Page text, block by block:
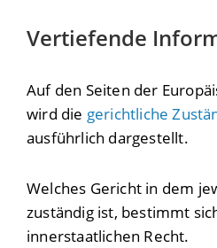
Vertiefende
Auf den Seiten der
wird die gerichtliche
ausführlich dargestellt.
Welches Gericht in dem
zuständig ist, bestimmt
innerstaatlichen Recht.